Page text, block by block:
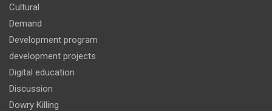
Cultural
Demand
Development program
development projects
Digital education
Discussion
Dowry Killing